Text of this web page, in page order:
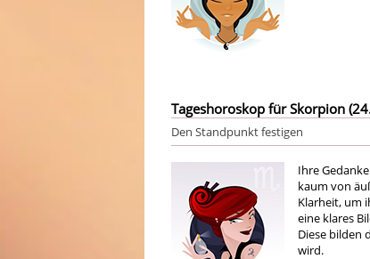
Tageshoroskop für Skorpion
Den Standpunkt festigen
Ihre
kaum von
Klarheit, um
eine klares
Diese bilden
wird.